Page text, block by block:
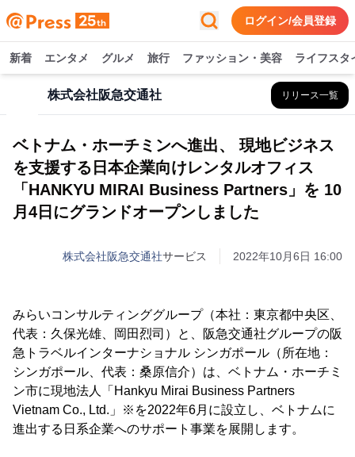
ログイン/会員登録
新着 エンタメ グルメ 旅行 ファッション・美容 ライフスタ
株式会社阪急交通社 リリース一覧
ベトナム・ホーチミンへ進出、 現地ビジネス
を支援する日本企業向けレンタルオフィス
「HANKYU MIRAI Business Partners」を 10
月4日にグランドオープンしました
株式会社阪急交通社サービス 2022年10月6日 16:00
みらいコンサルティンググループ（本社：東京都中央区、
代表：久保光雄、岡田烈司）と、阪急交通社グループの阪
急トラベルインターナショナル シンガポール（所在地：
シンガポール、代表：桑原信介）は、ベトナム・ホーチミ
ン市に現地法人「Hankyu Mirai Business Partners
Vietnam Co., Ltd.」※を2022年6月に設立し、ベトナムに
進出する日系企業へのサポート事業を展開します。